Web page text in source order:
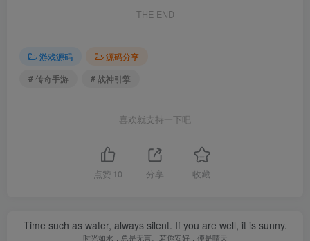
THE END
游戏源码
源码分享
# 传奇手游
# 战神引擎
喜欢就支持一下吧
点赞 10 分享 收藏
Time such as water, always silent. If you are well, it is sunny.
时光如水，总是无言。若你安好，便是晴天